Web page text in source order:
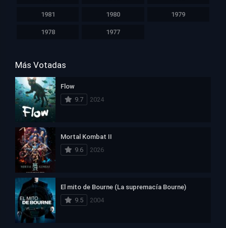
1981 1980 1979
1978 1977
Más Votadas
Flow
9.7
2024
Mortal Kombat II
9.6
2026
El mito de Bourne (La supremacía Bourne)
9.5
2004